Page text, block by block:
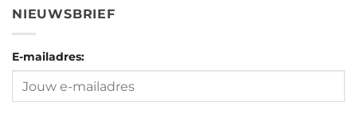
rij
Butts
2026
Microplastic
duurzame
van
Ecomondo
goed
op
en
in
NIEUWSBRIEF
E-mailadres: